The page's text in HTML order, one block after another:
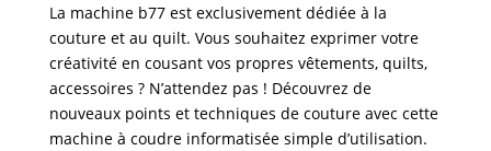
La machine b77 est exclusivement dédiée à la
couture et au quilt. Vous souhaitez exprimer votre
créativité en cousant vos propres vêtements, quilts,
accessoires ? N’attendez pas ! Découvrez de
nouveaux points et techniques de couture avec cette
machine à coudre informatisée simple d’utilisation.